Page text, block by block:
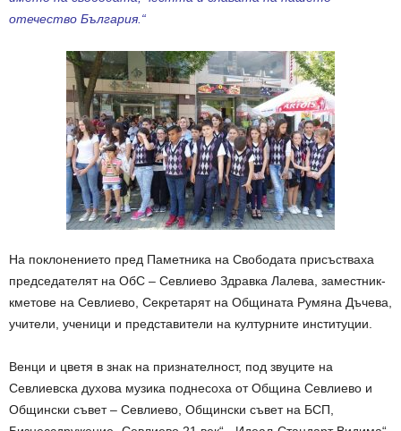
отечество България.“
На поклонението пред Паметника на Свободата присъстваха
председателят на ОбС – Севлиево Здравка Лалева, заместник-
кметове на Севлиево, Секретарят на Общината Румяна Дъчева,
учители, ученици и представители на културните институции.
Венци и цветя в знак на признателност, под звуците на
Севлиевска духова музика поднесоха от Община Севлиево и
Общински съвет – Севлиево, Общински съвет на БСП,